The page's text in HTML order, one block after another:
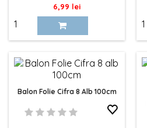
Pret
6,99 lei
Balon Folie Cifra 8 Alb 100cm